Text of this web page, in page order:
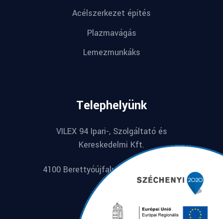
Acélszerkezet építés
Plazmavágás
Lemezmunkáks
Telephelyünk
VILEX 94 Ipari-, Szolgáltató és
Kereskedelmi Kft.
4100 Berettyóújfalu, Széchenyi u. 74.